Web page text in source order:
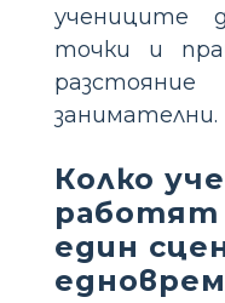
учениците
точки и
занимателни.
Колко
работят
един